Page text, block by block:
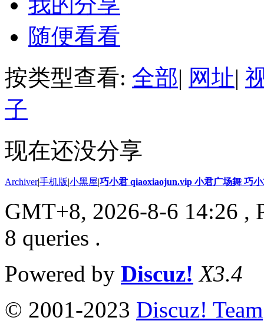
随便看看
按类型查看: 全部| 网址|
子
现在还没分享
Archiver|手机版|小黑屋|巧小君 qiaoxiaojun.vip 小君广场舞 巧
GMT+8, 2026-8-6 14:26 ,
8 queries .
Powered by Discuz! X3.4
© 2001-2023 Discuz! Team